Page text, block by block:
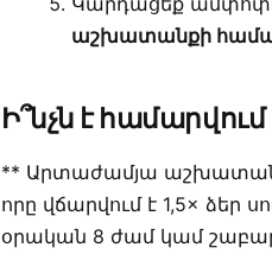
աշխատանքի
Ի՞նչն է
** Արտաժամյա
որը վճարվում է 1,5× ձեր
օրական 8 ժամ կամ